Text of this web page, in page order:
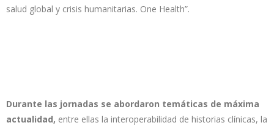
salud global y crisis humanitarias. One Health”.
Durante las jornadas se abordaron temáticas de máxima
actualidad, entre ellas la interoperabilidad de historias clínicas, la